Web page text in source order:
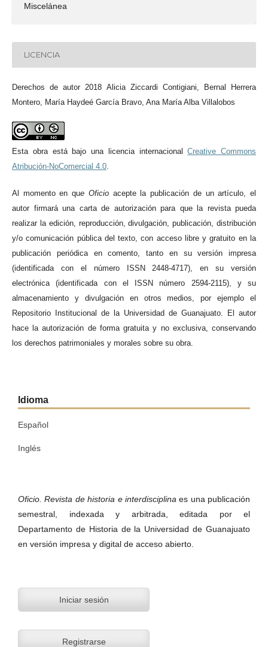
Miscelánea
LICENCIA
Derechos de autor 2018 Alicia Ziccardi Contigiani, Bernal Herrera
Montero, María Haydeé García Bravo, Ana María Alba Villalobos
Esta obra está bajo una licencia internacionalCreative Commons
Atribución-NoComercial 4.0
Al momento en que Oficioacepte la publicación de un artículo, el
autor firmará una carta de autorización para que la revista pueda
realizar la edición, reproducción, divulgación, publicación, distribución
y/o comunicación pública del texto, con acceso libre y gratuito en la
publicación periódica en comento, tanto en su versión impresa
(identificada con el número ISSN 2448-4717), en su versión
electrónica (identificada con el ISSN número 2594-2115), y su
almacenamiento y divulgación en otros medios, por ejemplo el
Repositorio Institucional de la Universidad de Guanajuato. El autor
hace la autorización de forma gratuita y no exclusiva, conservando
los derechos patrimoniales y morales sobre su obra.
Idioma
Español
Inglés
Oficio. Revista de historia e interdisciplinaes una publicación
semestral, indexada y arbitrada, editada por el
Departamento de Historia de la Universidad de Guanajuato
en versión impresa y digital de acceso abierto.
Iniciar sesión
Registrarse